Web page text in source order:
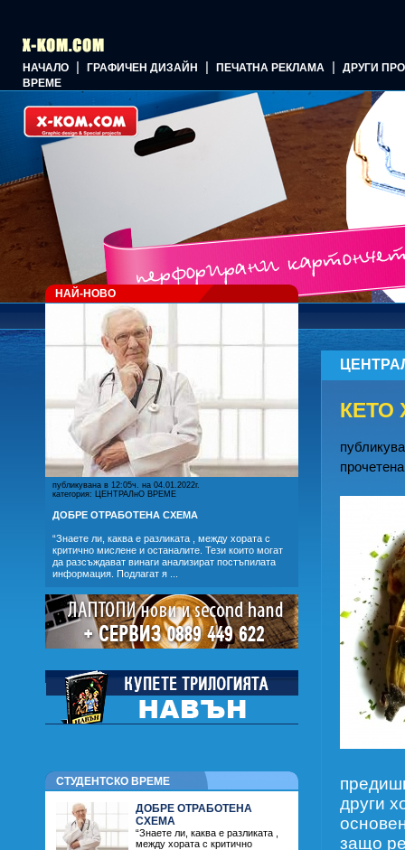
НАЧАЛО | ГРАФИЧЕН ДИЗАЙН | ПЕЧАТНА РЕКЛАМА |
ДРУГИ
ВРЕМЕ
НАЙ-НОВО
публикувана в 12:05ч. на 04.01.2022г.
категория: ЦЕНТРАЛнО ВРЕМЕ
ДОБРЕ ОТРАБОТЕНА СХЕМА
“Знаете ли, каква е разликата , между хората с
критично мислене и останалите. Тези които могат
да разсъждават винаги анализират постъпилата
информация. Подлагат я ...
СТУДЕНТСКО ВРЕМЕ
ДОБРЕ ОТРАБОТЕНА
СХЕМА
“Знаете ли, каква е разликата ,
между хората с критично
КЕТО
други
защо